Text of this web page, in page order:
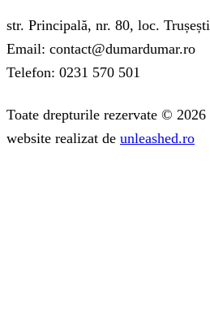
str. Principală, nr. 80, loc.
Email: contact@dumardumar.ro
Telefon: 0231 570 501
Toate drepturile rezervate © 2026
website realizat de unleashed.ro